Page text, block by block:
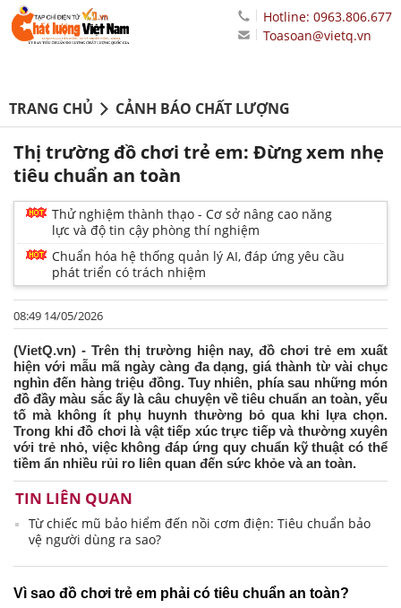
Hotline: 0963.806.677
Toasoan@vietq.vn
TRANG CHỦ CẢNH BÁO CHẤT LƯỢNG
Thị trường đồ chơi trẻ em: Đừng xem nhẹ
tiêu chuẩn an toàn
Thử nghiệm thành thạo - Cơ sở nâng cao năng
lực và độ tin cậy phòng thí nghiệm
Chuẩn hóa hệ thống quản lý AI, đáp ứng yêu cầu
phát triển có trách nhiệm
08:49 14/05/2026
(VietQ.vn) - Trên thị trường hiện nay, đồ chơi trẻ em xuất
hiện với mẫu mã ngày càng đa dạng, giá thành từ vài chục
nghìn đến hàng triệu đồng. Tuy nhiên, phía sau những món
đồ đầy màu sắc ấy là câu chuyện về tiêu chuẩn an toàn, yếu
tố mà không ít phụ huynh thường bỏ qua khi lựa chọn.
Trong khi đồ chơi là vật tiếp xúc trực tiếp và thường xuyên
với trẻ nhỏ, việc không đáp ứng quy chuẩn kỹ thuật có thể
tiềm ẩn nhiều rủi ro liên quan đến sức khỏe và an toàn.
TIN LIÊN QUAN
Từ chiếc mũ bảo hiểm đến nồi cơm điện: Tiêu chuẩn bảo
vệ người dùng ra sao?
Vì sao đồ chơi trẻ em phải có tiêu chuẩn an toàn?